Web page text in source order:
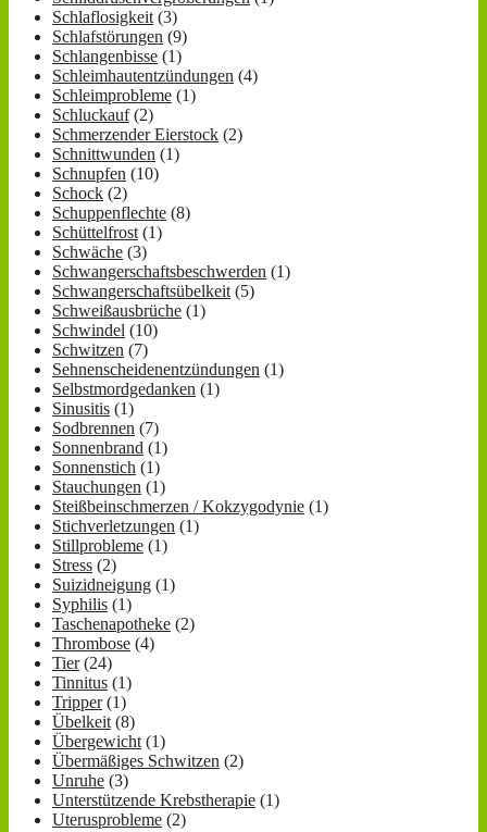
Schlaflosigkeit (3)
Schlafstörungen (9)
Schlangenbisse (1)
Schleimhautentzündungen (4)
Schleimprobleme (1)
Schluckauf(2)
Schmerzender Eierstock (2)
Schnittwunden (1)
Schnupfen (10)
Schock (2)
Schuppenflechte (8)
Schüttelfrost (1)
Schwäche (3)
Schwangerschaftsbeschwerden (1)
Schwangerschaftsübelkeit (5)
Schweißausbrüche (1)
Schwindel (10)
Schwitzen (7)
Sehnenscheidenentzündungen (1)
Selbstmordgedanken (1)
Sinusitis (1)
Sodbrennen (7)
Sonnenbrand (1)
Sonnenstich (1)
Stauchungen (1)
Steißbeinschmerzen / Kokzygodynie (1)
Stichverletzungen (1)
Stillprobleme (1)
Stress (2)
Suizidneigung (1)
Syphilis (1)
Taschenapotheke (2)
Thrombose (4)
Tier(24)
Tinnitus (1)
Tripper(1)
Übelkeit (8)
Übergewicht (1)
Übermäßiges Schwitzen (2)
Unruhe (3)
Unterstützende Krebstherapie (1)
Uterusprobleme (2)